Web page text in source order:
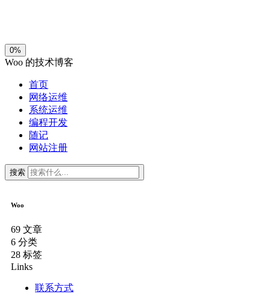
0%
Woo 的技术博客
首页
网络运维
系统运维
编程开发
随记
网站注册
搜索
Woo
69 文章
6 分类
28 标签
Links
联系方式